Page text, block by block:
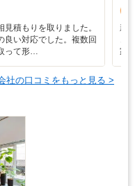
積もりを取りました。
良い対応でした。複数回
って形…
新
家
社の口コミをもっと見る >